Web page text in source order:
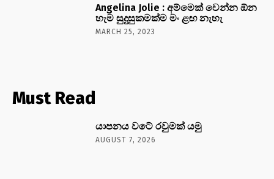
Angelina Jolie : අම්මෙක් වෙන්න ඕන
හැම සුදුසුකමක්ම මං ළඟ නැහැ
MARCH 25, 2023
Must Read
යාපනය වටේ රවුමක් යමු
AUGUST 7, 2026